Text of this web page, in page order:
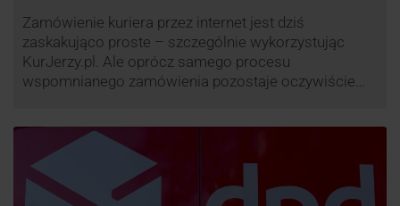
Zamówienie kuriera przez internet jest dziś
zaskakująco proste – szczególnie wykorzystując
KurJerzy.pl. Ale oprócz samego procesu
wspomnianego zamówienia pozostaje oczywiście
nadchodzi czas na wyjątkowo ciekawą historię tego,
co zrobił pewien kurier DPD.